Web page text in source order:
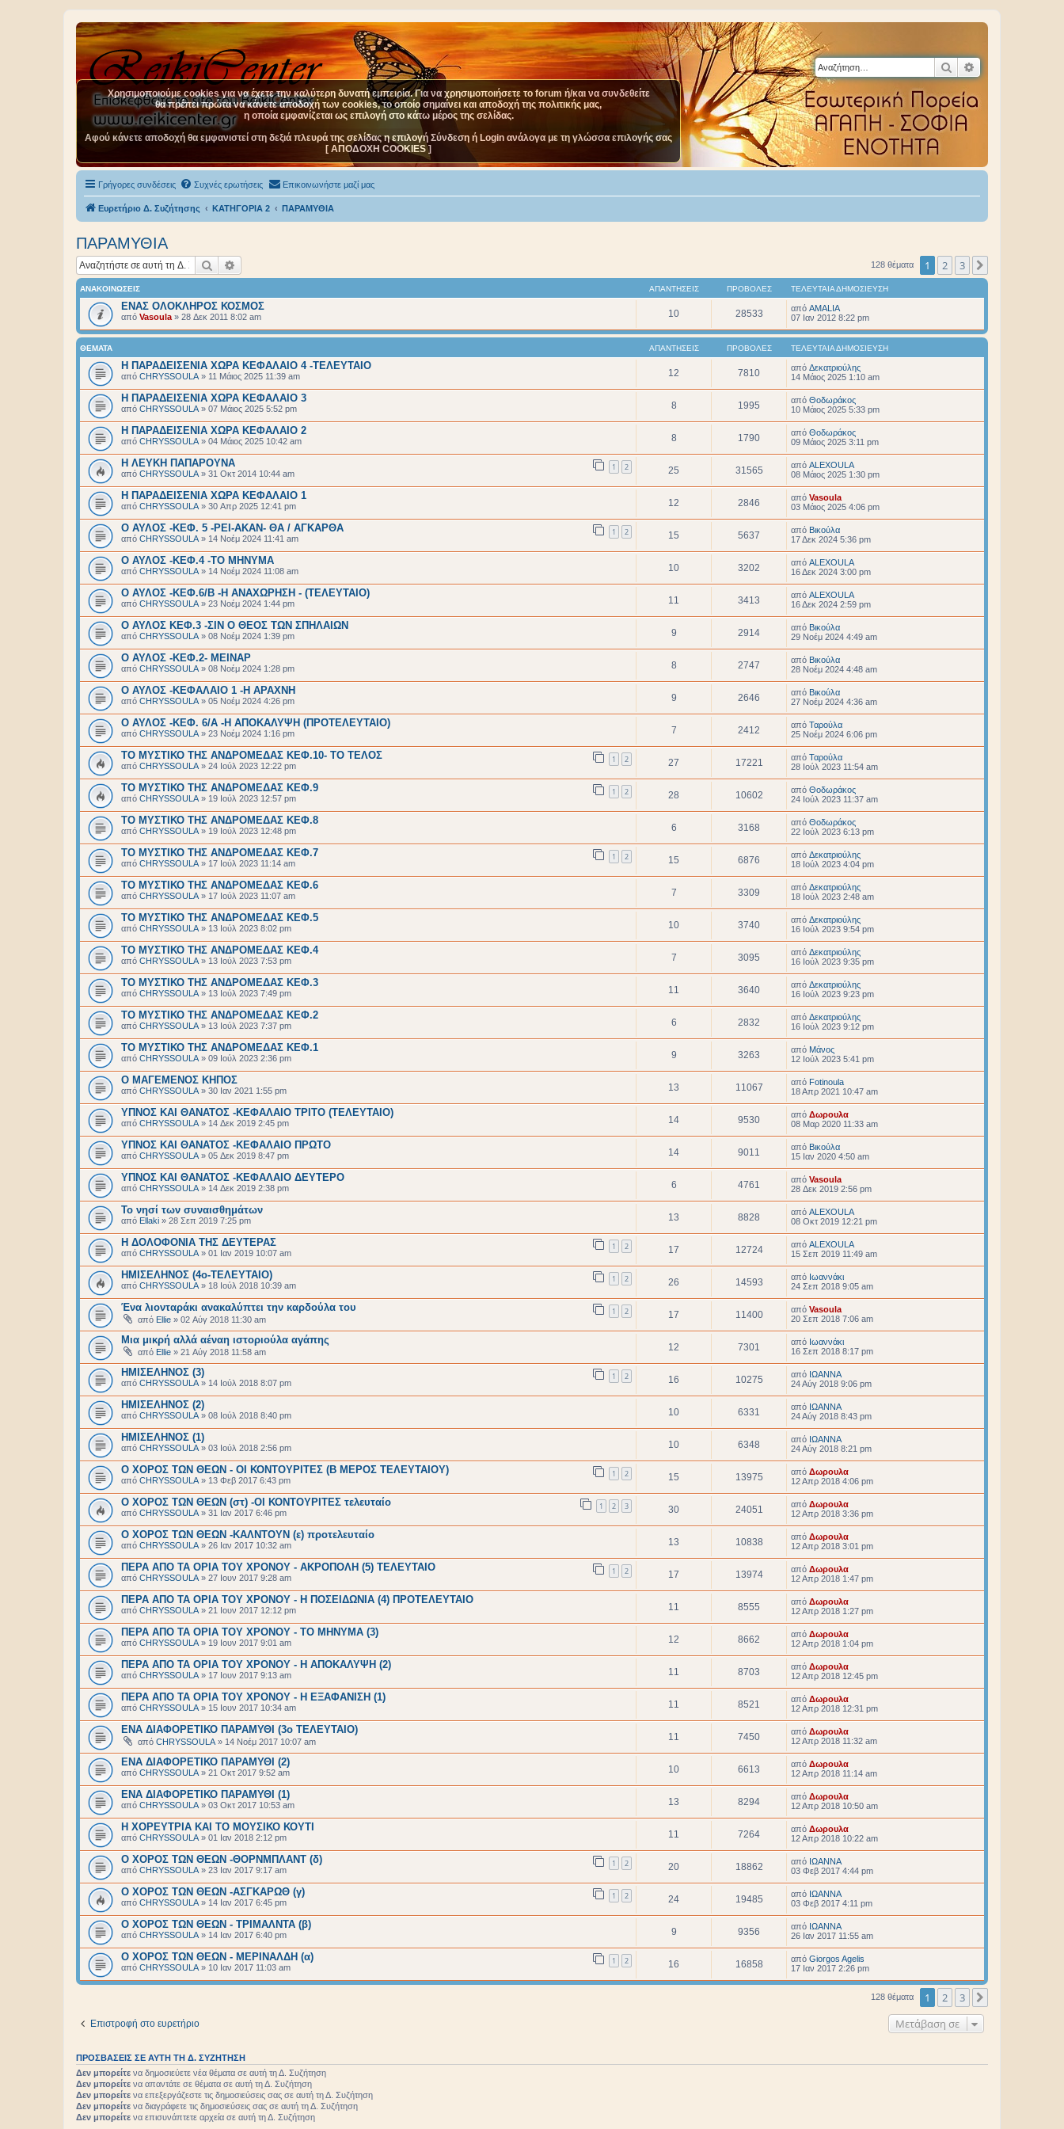
Αναζήτηση
Γρήγορες συνδέσεις Συχνές ερωτήσεις Επικοινωνήστε μαζί μας
Ευρετήριο Δ. Συζήτησης ΚΑΤΗΓΟΡΙΑ 2 ΠΑΡΑΜΥΘΙΑ
ΠΑΡΑΜΥΘΙΑ
Αναζήτηση 128 θέματα 1 2 3
ΑΝΑΚΟΙΝΏΣΕΙΣ ΑΠΑΝΤΉΣΕΙΣ ΠΡΟΒΟΛΈΣ ΤΕΛΕΥΤΑΊΑ ΔΗΜΟΣΊΕΥΣΗ
ΕΝΑΣ ΟΛΟΚΛΗΡΟΣ ΚΟΣΜΟΣ
από Vasoula » 28 Δεκ 2011 8:02 am 10 28533 από AMALIA
07 Ιαν 2012 8:22 pm
ΘΈΜΑΤΑ ΑΠΑΝΤΉΣΕΙΣ ΠΡΟΒΟΛΈΣ ΤΕΛΕΥΤΑΊΑ ΔΗΜΟΣΊΕΥΣΗ
Η ΠΑΡΑΔΕΙΣΕΝΙΑ ΧΩΡΑ ΚΕΦΑΛΑΙΟ 4 -ΤΕΛΕΥΤΑΙΟ
από CHRYSSOULA » 11 Μάιος 2025 11:39 am 12 7810 από Δεκατριούλης
14 Μάιος 2025 1:10 am
Η ΠΑΡΑΔΕΙΣΕΝΙΑ ΧΩΡΑ ΚΕΦΑΛΑΙΟ 3
από CHRYSSOULA » 07 Μάιος 2025 5:52 pm 8 1995 από Θοδωράκος
10 Μάιος 2025 5:33 pm
Η ΠΑΡΑΔΕΙΣΕΝΙΑ ΧΩΡΑ ΚΕΦΑΛΑΙΟ 2
από CHRYSSOULA » 04 Μάιος 2025 10:42 am 8 1790 από Θοδωράκος
09 Μάιος 2025 3:11 pm
Η ΛΕΥΚΗ ΠΑΠΑΡΟΥΝΑ
από CHRYSSOULA » 31 Οκτ 2014 10:44 am
1 2 25 31565 από ALEXOULA
08 Μάιος 2025 1:30 pm
Η ΠΑΡΑΔΕΙΣΕΝΙΑ ΧΩΡΑ ΚΕΦΑΛΑΙΟ 1
από CHRYSSOULA » 30 Απρ 2025 12:41 pm 12 2846 από Vasoula
03 Μάιος 2025 4:06 pm
Ο ΑΥΛΟΣ -ΚΕΦ. 5 -ΡΕΙ-ΑΚΑΝ- ΘΑ / ΑΓΚΑΡΘΑ
από CHRYSSOULA » 14 Νοέμ 2024 11:41 am
1 2 15 5637 από Βικούλα
17 Δεκ 2024 5:36 pm
Ο ΑΥΛΟΣ -ΚΕΦ.4 -ΤΟ ΜΗΝΥΜΑ
από CHRYSSOULA » 14 Νοέμ 2024 11:08 am 10 3202 από ALEXOULA
16 Δεκ 2024 3:00 pm
Ο ΑΥΛΟΣ -ΚΕΦ.6/Β -Η ΑΝΑΧΩΡΗΣΗ - (ΤΕΛΕΥΤΑΙΟ)
από CHRYSSOULA » 23 Νοέμ 2024 1:44 pm 11 3413 από ALEXOULA
16 Δεκ 2024 2:59 pm
Ο ΑΥΛΟΣ ΚΕΦ.3 -ΣΙΝ Ο ΘΕΟΣ ΤΩΝ ΣΠΗΛΑΙΩΝ
από CHRYSSOULA » 08 Νοέμ 2024 1:39 pm 9 2914 από Βικούλα
29 Νοέμ 2024 4:49 am
Ο ΑΥΛΟΣ -ΚΕΦ.2- ΜΕΙΝΑΡ
από CHRYSSOULA » 08 Νοέμ 2024 1:28 pm 8 2747 από Βικούλα
28 Νοέμ 2024 4:48 am
Ο ΑΥΛΟΣ -ΚΕΦΑΛΑΙΟ 1 -Η ΑΡΑΧΝΗ
από CHRYSSOULA » 05 Νοέμ 2024 4:26 pm 9 2646 από Βικούλα
27 Νοέμ 2024 4:36 am
Ο ΑΥΛΟΣ -ΚΕΦ. 6/Α -Η ΑΠΟΚΑΛΥΨΗ (ΠΡΟΤΕΛΕΥΤΑΙΟ)
από CHRYSSOULA » 23 Νοέμ 2024 1:16 pm 7 2412 από Ταρούλα
25 Νοέμ 2024 6:06 pm
ΤΟ ΜΥΣΤΙΚΟ ΤΗΣ ΑΝΔΡΟΜΕΔΑΣ ΚΕΦ.10- ΤΟ ΤΕΛΟΣ
από CHRYSSOULA » 24 Ιούλ 2023 12:22 pm
1 2 27 17221 από Ταρούλα
28 Ιούλ 2023 11:54 am
ΤΟ ΜΥΣΤΙΚΟ ΤΗΣ ΑΝΔΡΟΜΕΔΑΣ ΚΕΦ.9
από CHRYSSOULA » 19 Ιούλ 2023 12:57 pm
1 2 28 10602 από Θοδωράκος
24 Ιούλ 2023 11:37 am
ΤΟ ΜΥΣΤΙΚΟ ΤΗΣ ΑΝΔΡΟΜΕΔΑΣ ΚΕΦ.8
από CHRYSSOULA » 19 Ιούλ 2023 12:48 pm 6 3168 από Θοδωράκος
22 Ιούλ 2023 6:13 pm
ΤΟ ΜΥΣΤΙΚΟ ΤΗΣ ΑΝΔΡΟΜΕΔΑΣ ΚΕΦ.7
από CHRYSSOULA » 17 Ιούλ 2023 11:14 am
1 2 15 6876 από Δεκατριούλης
18 Ιούλ 2023 4:04 pm
ΤΟ ΜΥΣΤΙΚΟ ΤΗΣ ΑΝΔΡΟΜΕΔΑΣ ΚΕΦ.6
από CHRYSSOULA » 17 Ιούλ 2023 11:07 am 7 3309 από Δεκατριούλης
18 Ιούλ 2023 2:48 am
ΤΟ ΜΥΣΤΙΚΟ ΤΗΣ ΑΝΔΡΟΜΕΔΑΣ ΚΕΦ.5
από CHRYSSOULA » 13 Ιούλ 2023 8:02 pm 10 3740 από Δεκατριούλης
16 Ιούλ 2023 9:54 pm
ΤΟ ΜΥΣΤΙΚΟ ΤΗΣ ΑΝΔΡΟΜΕΔΑΣ ΚΕΦ.4
από CHRYSSOULA » 13 Ιούλ 2023 7:53 pm 7 3095 από Δεκατριούλης
16 Ιούλ 2023 9:35 pm
ΤΟ ΜΥΣΤΙΚΟ ΤΗΣ ΑΝΔΡΟΜΕΔΑΣ ΚΕΦ.3
από CHRYSSOULA » 13 Ιούλ 2023 7:49 pm 11 3640 από Δεκατριούλης
16 Ιούλ 2023 9:23 pm
ΤΟ ΜΥΣΤΙΚΟ ΤΗΣ ΑΝΔΡΟΜΕΔΑΣ ΚΕΦ.2
από CHRYSSOULA » 13 Ιούλ 2023 7:37 pm 6 2832 από Δεκατριούλης
16 Ιούλ 2023 9:12 pm
ΤΟ ΜΥΣΤΙΚΟ ΤΗΣ ΑΝΔΡΟΜΕΔΑΣ ΚΕΦ.1
από CHRYSSOULA » 09 Ιούλ 2023 2:36 pm 9 3263 από Μάνος
12 Ιούλ 2023 5:41 pm
Ο ΜΑΓΕΜΕΝΟΣ ΚΗΠΟΣ
από CHRYSSOULA » 30 Ιαν 2021 1:55 pm 13 11067 από Fotinoula
18 Απρ 2021 10:47 am
ΥΠΝΟΣ ΚΑΙ ΘΑΝΑΤΟΣ -ΚΕΦΑΛΑΙΟ ΤΡΙΤΟ (ΤΕΛΕΥΤΑΙΟ)
από CHRYSSOULA » 14 Δεκ 2019 2:45 pm 14 9530 από Δωρουλα
08 Μαρ 2020 11:33 am
ΥΠΝΟΣ ΚΑΙ ΘΑΝΑΤΟΣ -ΚΕΦΑΛΑΙΟ ΠΡΩΤΟ
από CHRYSSOULA » 05 Δεκ 2019 8:47 pm 14 9011 από Βικούλα
15 Ιαν 2020 4:50 am
ΥΠΝΟΣ ΚΑΙ ΘΑΝΑΤΟΣ -ΚΕΦΑΛΑΙΟ ΔΕΥΤΕΡΟ
από CHRYSSOULA » 14 Δεκ 2019 2:38 pm 6 4761 από Vasoula
28 Δεκ 2019 2:56 pm
Το νησί των συναισθημάτων
από Ellaki » 28 Σεπ 2019 7:25 pm 13 8828 από ALEXOULA
08 Οκτ 2019 12:21 pm
Η ΔΟΛΟΦΟΝΙΑ ΤΗΣ ΔΕΥΤΕΡΑΣ
από CHRYSSOULA » 01 Ιαν 2019 10:07 am
1 2 17 12724 από ALEXOULA
15 Σεπ 2019 11:49 am
ΗΜΙΣΕΛΗΝΟΣ (4ο-ΤΕΛΕΥΤΑΙΟ)
από CHRYSSOULA » 18 Ιούλ 2018 10:39 am
1 2 26 14593 από Ιωαννάκι
24 Σεπ 2018 9:05 am
Ένα λιονταράκι ανακαλύπτει την καρδούλα του
από Ellie » 02 Αύγ 2018 11:30 am
1 2 17 11400 από Vasoula
20 Σεπ 2018 7:06 am
Μια μικρή αλλά αέναη ιστοριούλα αγάπης
από Ellie » 21 Αύγ 2018 11:58 am 12 7301 από Ιωαννάκι
16 Σεπ 2018 8:17 pm
ΗΜΙΣΕΛΗΝΟΣ (3)
από CHRYSSOULA » 14 Ιούλ 2018 8:07 pm
1 2 16 10275 από ΙΩΑΝΝΑ
24 Αύγ 2018 9:06 pm
ΗΜΙΣΕΛΗΝΟΣ (2)
από CHRYSSOULA » 08 Ιούλ 2018 8:40 pm 10 6331 από ΙΩΑΝΝΑ
24 Αύγ 2018 8:43 pm
ΗΜΙΣΕΛΗΝΟΣ (1)
από CHRYSSOULA » 03 Ιούλ 2018 2:56 pm 10 6348 από ΙΩΑΝΝΑ
24 Αύγ 2018 8:21 pm
Ο ΧΟΡΟΣ ΤΩΝ ΘΕΩΝ - ΟΙ ΚΟΝΤΟΥΡΙΤΕΣ (Β ΜΕΡΟΣ ΤΕΛΕΥΤΑΙΟΥ)
από CHRYSSOULA » 13 Φεβ 2017 6:43 pm
1 2 15 13975 από Δωρουλα
12 Απρ 2018 4:06 pm
Ο ΧΟΡΟΣ ΤΩΝ ΘΕΩΝ (στ) -ΟΙ ΚΟΝΤΟΥΡΙΤΕΣ τελευταίο
από CHRYSSOULA » 31 Ιαν 2017 6:46 pm
1 2 3 30 24051 από Δωρουλα
12 Απρ 2018 3:36 pm
Ο ΧΟΡΟΣ ΤΩΝ ΘΕΩΝ -ΚΑΛΝΤΟΥΝ (ε) προτελευταίο
από CHRYSSOULA » 26 Ιαν 2017 10:32 am 13 10838 από Δωρουλα
12 Απρ 2018 3:01 pm
ΠΕΡΑ ΑΠΟ ΤΑ ΟΡΙΑ ΤΟΥ ΧΡΟΝΟΥ - ΑΚΡΟΠΟΛΗ (5) ΤΕΛΕΥΤΑΙΟ
από CHRYSSOULA » 27 Ιουν 2017 9:28 am
1 2 17 13974 από Δωρουλα
12 Απρ 2018 1:47 pm
ΠΕΡΑ ΑΠΟ ΤΑ ΟΡΙΑ ΤΟΥ ΧΡΟΝΟΥ - Η ΠΟΣΕΙΔΩΝΙΑ (4) ΠΡΟΤΕΛΕΥΤΑΙΟ
από CHRYSSOULA » 21 Ιουν 2017 12:12 pm 11 8555 από Δωρουλα
12 Απρ 2018 1:27 pm
ΠΕΡΑ ΑΠΟ ΤΑ ΟΡΙΑ ΤΟΥ ΧΡΟΝΟΥ - ΤΟ ΜΗΝΥΜΑ (3)
από CHRYSSOULA » 19 Ιουν 2017 9:01 am 12 8662 από Δωρουλα
12 Απρ 2018 1:04 pm
ΠΕΡΑ ΑΠΟ ΤΑ ΟΡΙΑ ΤΟΥ ΧΡΟΝΟΥ - Η ΑΠΟΚΑΛΥΨΗ (2)
από CHRYSSOULA » 17 Ιουν 2017 9:13 am 11 8703 από Δωρουλα
12 Απρ 2018 12:45 pm
ΠΕΡΑ ΑΠΟ ΤΑ ΟΡΙΑ ΤΟΥ ΧΡΟΝΟΥ - Η ΕΞΑΦΑΝΙΣΗ (1)
από CHRYSSOULA » 15 Ιουν 2017 10:34 am 11 8521 από Δωρουλα
12 Απρ 2018 12:31 pm
ΕΝΑ ΔΙΑΦΟΡΕΤΙΚΟ ΠΑΡΑΜΥΘΙ (3ο ΤΕΛΕΥΤΑΙΟ)
από CHRYSSOULA » 14 Νοέμ 2017 10:07 am 11 7450 από Δωρουλα
12 Απρ 2018 11:32 am
ΕΝΑ ΔΙΑΦΟΡΕΤΙΚΟ ΠΑΡΑΜΥΘΙ (2)
από CHRYSSOULA » 21 Οκτ 2017 9:52 am 10 6613 από Δωρουλα
12 Απρ 2018 11:14 am
ΕΝΑ ΔΙΑΦΟΡΕΤΙΚΟ ΠΑΡΑΜΥΘΙ (1)
από CHRYSSOULA » 03 Οκτ 2017 10:53 am 13 8294 από Δωρουλα
12 Απρ 2018 10:50 am
Η ΧΟΡΕΥΤΡΙΑ ΚΑΙ ΤΟ ΜΟΥΣΙΚΟ ΚΟΥΤΙ
από CHRYSSOULA » 01 Ιαν 2018 2:12 pm 11 7264 από Δωρουλα
12 Απρ 2018 10:22 am
Ο ΧΟΡΟΣ ΤΩΝ ΘΕΩΝ -ΘΟΡΝΜΠΛΑΝΤ (δ)
από CHRYSSOULA » 23 Ιαν 2017 9:17 am
1 2 20 18862 από ΙΩΑΝΝΑ
03 Φεβ 2017 4:44 pm
Ο ΧΟΡΟΣ ΤΩΝ ΘΕΩΝ -ΑΣΓΚΑΡΩΘ (γ)
από CHRYSSOULA » 14 Ιαν 2017 6:45 pm
1 2 24 19485 από ΙΩΑΝΝΑ
03 Φεβ 2017 4:11 pm
Ο ΧΟΡΟΣ ΤΩΝ ΘΕΩΝ - ΤΡΙΜΑΛΝΤΑ (β)
από CHRYSSOULA » 14 Ιαν 2017 6:40 pm 9 9356 από ΙΩΑΝΝΑ
26 Ιαν 2017 11:55 am
Ο ΧΟΡΟΣ ΤΩΝ ΘΕΩΝ - ΜΕΡΙΝΑΛΔΗ (α)
από CHRYSSOULA » 10 Ιαν 2017 11:03 am
1 2 16 16858 από Giorgos Agelis
17 Ιαν 2017 2:26 pm
128 θέματα 1 2 3
Επιστροφή στο ευρετήριο Μετάβαση σε
ΠΡΟΣΒΆΣΕΙΣ ΣΕ ΑΥΤΉ ΤΗ Δ. ΣΥΖΉΤΗΣΗ
Δεν μπορείτε να δημοσιεύετε νέα θέματα σε αυτή τη Δ. Συζήτηση
Δεν μπορείτε να απαντάτε σε θέματα σε αυτή τη Δ. Συζήτηση
Δεν μπορείτε να επεξεργάζεστε τις δημοσιεύσεις σας σε αυτή τη Δ. Συζήτηση
Δεν μπορείτε να διαγράφετε τις δημοσιεύσεις σας σε αυτή τη Δ. Συζήτηση
Δεν μπορείτε να επισυνάπτετε αρχεία σε αυτή τη Δ. Συζήτηση
Χρησιμοποιούμε cookies για να έχετε την καλύτερη δυνατή εμπειρία. Για να χρησιμοποιήσετε το forum ή/και να συνδεθείτε
θα πρέπει πρώτα να κάνετε αποδοχή των cookies, το οποίο σημαίνει και αποδοχή της πολιτικής μας,
η οποία εμφανίζεται ως επιλογή στο κάτω μέρος της σελίδας.
Αφού κάνετε αποδοχή θα εμφανιστεί στη δεξιά πλευρά της σελίδας η επιλογή Σύνδεση ή Login ανάλογα με τη γλώσσα επιλογής σας
[ ΑΠΟΔΟΧΗ COOKIES ]